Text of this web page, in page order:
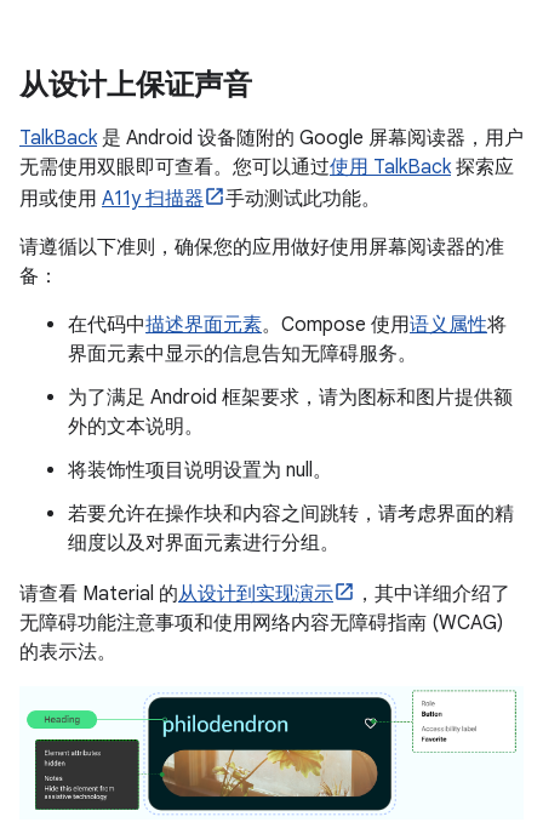
从设计上保证声音
TalkBack是 Android 设备随附的 Google 屏幕阅读器，用户
无需使用双眼即可查看。您可以通过使用 TalkBack探索应
用或使用 A11y 扫描器
手动测试此功能。
请遵循以下准则，确保您的应用做好使用屏幕阅读器的准
备：
在代码中描述界面元素。Compose 使用语义属性将
界面元素中显示的信息告知无障碍服务。
为了满足 Android 框架要求，请为图标和图片提供额
外的文本说明。
将装饰性项目说明设置为 null。
若要允许在操作块和内容之间跳转，请考虑界面的精
细度以及对界面元素进行分组。
请查看 Material 的从设计到实现演示
，其中详细介绍了
无障碍功能注意事项和使用网络内容无障碍指南 (WCAG)
的表示法。